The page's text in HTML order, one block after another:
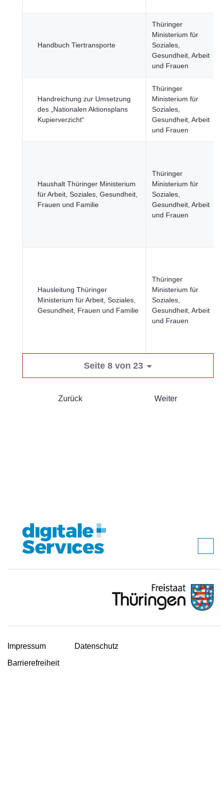
Handbuch Tiertransporte
Thüringer
Ministerium für
Soziales,
Gesundheit, Arbeit
und Frauen
Handreichung zur Umsetzung
des „Nationalen Aktionsplans
Kupierverzicht“
Thüringer
Ministerium für
Soziales,
Gesundheit, Arbeit
und Frauen
Haushalt Thüringer Ministerium
für Arbeit, Soziales, Gesundheit,
Frauen und Familie
Thüringer
Ministerium für
Soziales,
Gesundheit, Arbeit
und Frauen
Hausleitung Thüringer
Ministerium für Arbeit, Soziales,
Gesundheit, Frauen und Familie
Thüringer
Ministerium für
Soziales,
Gesundheit, Arbeit
und Frauen
Seite 8 von 23
Zurück Weiter
Impressum
Datenschutz
Barrierefreiheit